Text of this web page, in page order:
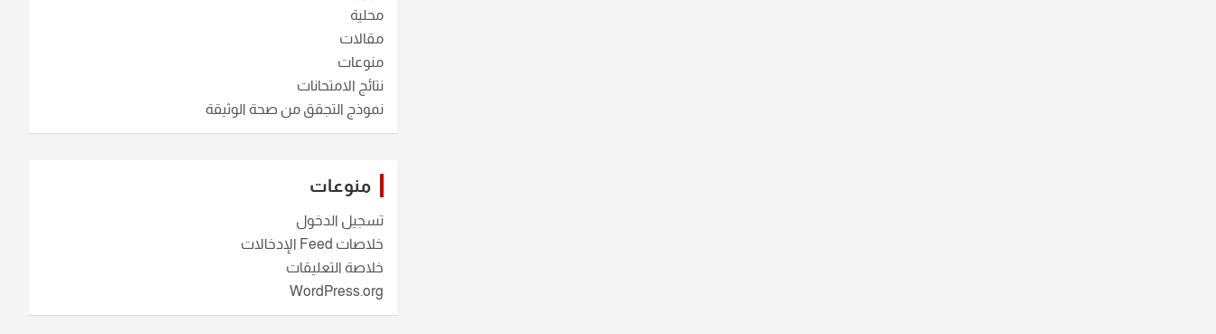
محلية
مقالات
منوعات
نتائج الامتحانات
نموذج التجقق من صحة الوثيقة
منوعات
تسجيل الدخول
خلاصات Feed الإدخالات
خلاصة التعليقات
WordPress.org